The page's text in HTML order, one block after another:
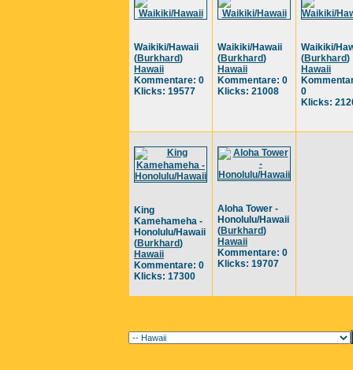
Waikiki/Hawaii
(Burkhard)
Hawaii
Kommentare: 0
Klicks: 19577
Waikiki/Hawaii
(Burkhard)
Hawaii
Kommentare: 0
Klicks: 21008
Waikiki/
(Burkhard)
Hawaii
0
Klicks:
King
Kamehameha -
Honolulu/Hawaii
(Burkhard)
Hawaii
Kommentare: 0
Klicks: 17300
Aloha Tower -
Honolulu/Hawaii
(Burkhard)
Hawaii
Kommentare: 0
Klicks: 19707